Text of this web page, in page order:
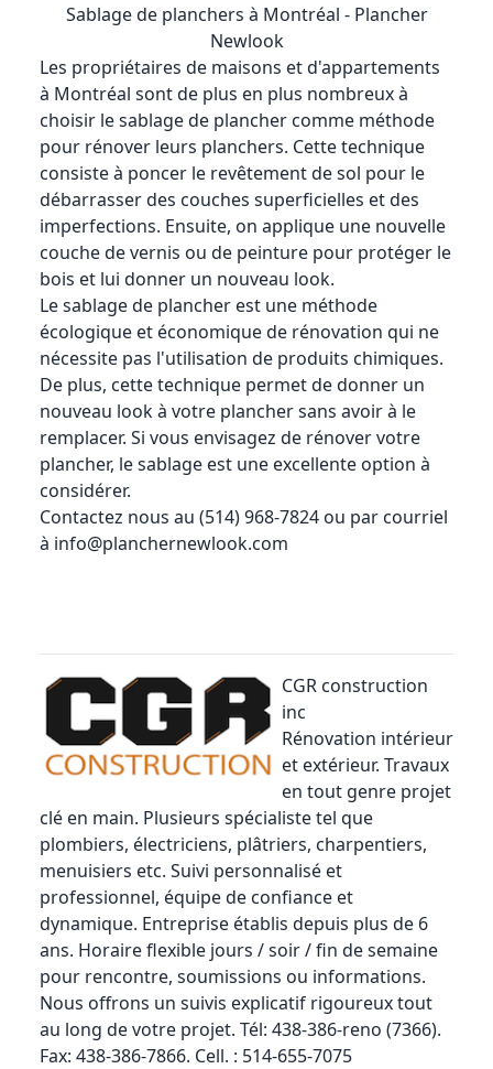
Sablage de planchers à Montréal - Plancher
Newlook
Les propriétaires de maisons et d'appartements
à Montréal sont de plus en plus nombreux à
choisir le sablage de plancher comme méthode
pour rénover leurs planchers. Cette technique
consiste à poncer le revêtement de sol pour le
débarrasser des couches superficielles et des
imperfections. Ensuite, on applique une nouvelle
couche de vernis ou de peinture pour protéger le
bois et lui donner un nouveau look.
Le sablage de plancher est une méthode
écologique et économique de rénovation qui ne
nécessite pas l'utilisation de produits chimiques.
De plus, cette technique permet de donner un
nouveau look à votre plancher sans avoir à le
remplacer. Si vous envisagez de rénover votre
plancher, le sablage est une excellente option à
considérer.
Contactez nous au (514) 968-7824 ou par courriel
à info@planchernewlook.com
CGR construction
inc
Rénovation intérieur
et extérieur. Travaux
en tout genre projet
clé en main. Plusieurs spécialiste tel que
plombiers, électriciens, plâtriers, charpentiers,
menuisiers etc. Suivi personnalisé et
professionnel, équipe de confiance et
dynamique. Entreprise établis depuis plus de 6
ans. Horaire flexible jours / soir / fin de semaine
pour rencontre, soumissions ou informations.
Nous offrons un suivis explicatif rigoureux tout
au long de votre projet. Tél: 438-386-reno (7366).
Fax: 438-386-7866. Cell. : 514-655-7075